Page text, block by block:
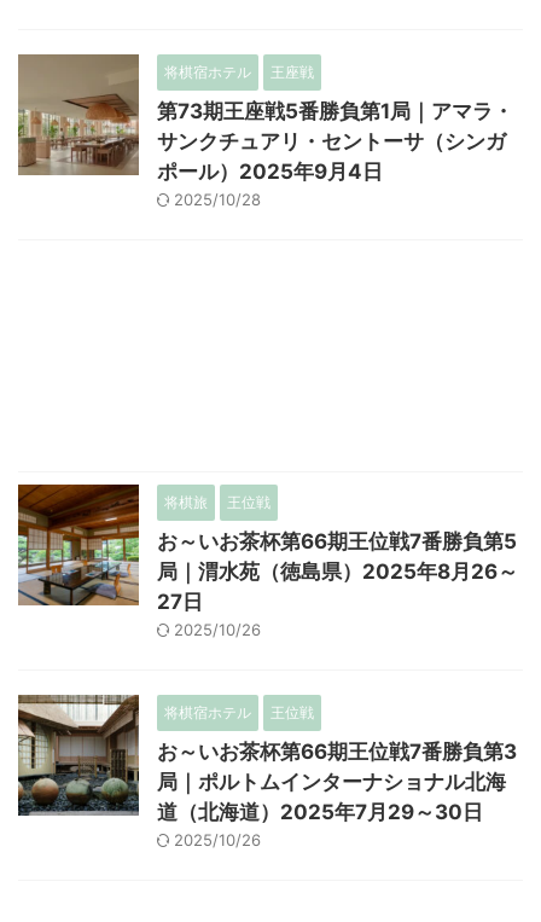
将棋宿ホテル 王座戦
第73期王座戦5番勝負第1局｜アマラ・
サンクチュアリ・セントーサ（シンガ
ポール）2025年9月4日
2025/10/28
将棋旅 王位戦
お～いお茶杯第66期王位戦7番勝負第5
局｜渭水苑（徳島県）2025年8月26～
27日
2025/10/26
将棋宿ホテル 王位戦
お～いお茶杯第66期王位戦7番勝負第3
局｜ポルトムインターナショナル北海
道（北海道）2025年7月29～30日
2025/10/26